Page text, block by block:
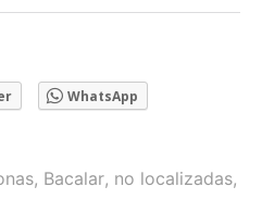
WhatsApp
, Bacalar, no localizadas,